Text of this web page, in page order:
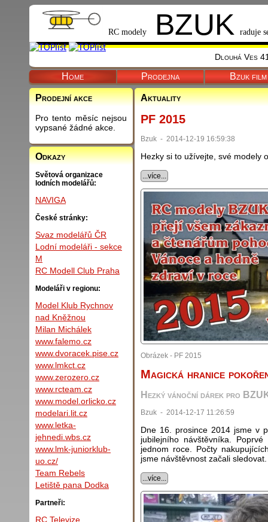
RC modelyBZUK raduje
Dlouhá Ves
Home Prodejna Bzuk film
Prodejní akce
Pro tento měsíc nejsou
vypsané žádné akce.
Odkazy
Světová organizace
lodních modelářů:
NAVIGA
České stránky:
Svaz modelářů ČR
Lodní modeláři - sekce
M
RC Modell Club Praha
Modeláři v regionu:
Model Klub Rychnov
nad Kněžnou
Milan Michálek
www.falemo.cz
www.dvoracek.pise.cz
www.lmkct.cz
www.zerozero.cz
www.rcteam.cz
www.model.orlicko.cz
modelari.lit.cz
www.letka-
jehnedi.wbs.cz
www.lmk-juniorklub-
uo.cz/
Team Rebels
Letiště pana Dodka
Partneři:
RC Televize
Aktuality
PF 2015
Bzuk - 2014-12-19 16:59:38
Hezky si to užívejte, své modely
...více...
Obrázek - PF 2015
Magická hranice
Hezký vánoční dárek pro
Bzuk - 2014-12-17 11:26:59
Dne 16. prosince 2014 jsme v
jubilejního návštěvníka.
jednom roce. Počty
jsme návštěvnost začali
...více...